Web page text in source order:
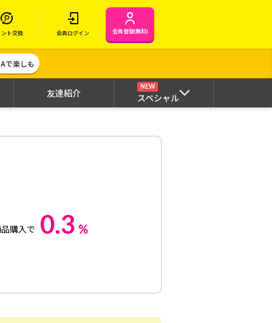
ント交換 会員ログイン 会員登録(無料)
で楽しも
友達紹介
NEW
スペシャル
購入で 0.3 %